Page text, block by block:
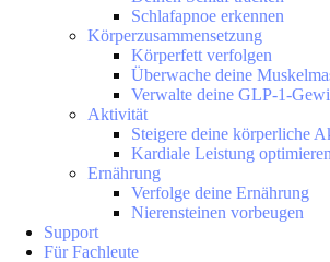
Schlafapnoe erkennen
Körperzusammensetzung
Körperfett verfolgen
Überwache deine
Verwalte deine GLP-1-
Aktivität
Steigere deine körperliche
Kardiale Leistung optimieren
Ernährung
Verfolge deine Ernährung
Nierensteinen vorbeugen
Support
Für Fachleute